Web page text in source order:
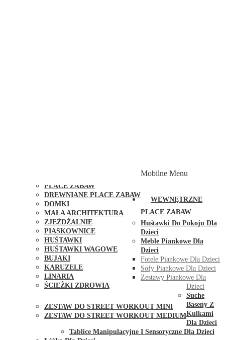
PLACE ZABAW
DREWNIANE PLACE ZABAW
DOMKI
MAŁA ARCHITEKTURA
ZJEŻDŻALNIE
PIASKOWNICE
HUŚTAWKI
HUŚTAWKI WAGOWE
BUJAKI
KARUZELE
LINARIA
ŚCIEŻKI ZDROWIA
ZESTAW DO STREET WORKOUT MINI
ZESTAW DO STREET WORKOUT MEDIUM
Mobilne Menu
WEWNĘTRZNE
PLACE ZABAW
Huśtawki Do Pokoju Dla
Dzieci
Meble Piankowe Dla
Dzieci
Fotele Piankowe Dla Dzieci
Sofy Piankowe Dla Dzieci
Zestawy Piankowe Dla
Dzieci
Suche
Baseny Z
Kulkami
Dla Dzieci
Tablice Manipulacyjne I Sensoryczne Dla Dzieci